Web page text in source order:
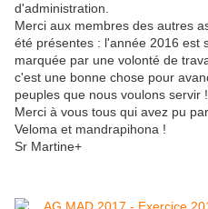
d'administration.
Merci aux membres des autres
été présentes : l'année 2016 est
marquée par une volonté de
c'est une bonne chose pour
peuples que nous voulons servir !
Merci à vous tous qui avez pu
Veloma et mandrapihona !
Sr Martine+